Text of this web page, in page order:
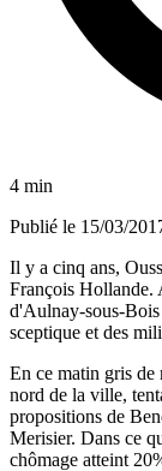
4 min
Publié le 15/03/
Il y a cinq ans,
François Hollande.
d'Aulnay-sous-Bois
sceptique et des
En ce matin gris de
nord de la ville,
propositions de
Merisier. Dans ce
chômage atteint